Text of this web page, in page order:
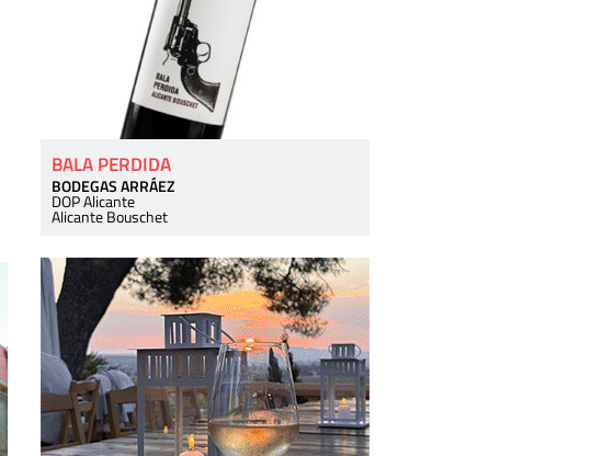
BALA PERDIDA
BODEGAS ARRÁEZ
DOP Alicante
Alicante Bouschet